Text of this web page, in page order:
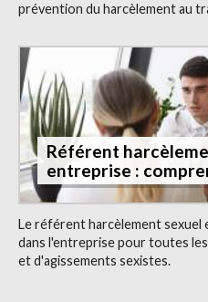
prévention du harcèlement au
Référent
entreprise :
Le référent harcèlement
dans l'entreprise pour toutes
et d'agissements sexistes.